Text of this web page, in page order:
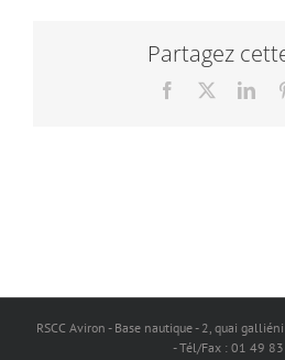
Partagez
Facebook
RSCC Aviron - Base nautique - 2, quai
- Tél/Fax : 01 49